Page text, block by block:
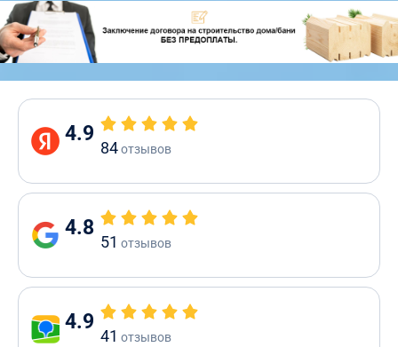
4.9
84отзывов
4.8
51 отзывов
4.9
41 отзывов